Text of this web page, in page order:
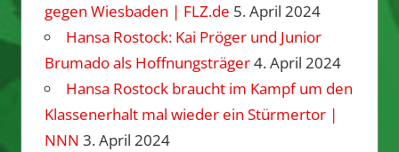
gegen Wiesbaden | FLZ.de 5. April 2024
Hansa Rostock: Kai Pröger und Junior
Brumado als Hoffnungsträger4. April 2024
Hansa Rostock braucht im Kampf um den
Klassenerhalt mal wieder ein Stürmertor |
NNN 3. April 2024